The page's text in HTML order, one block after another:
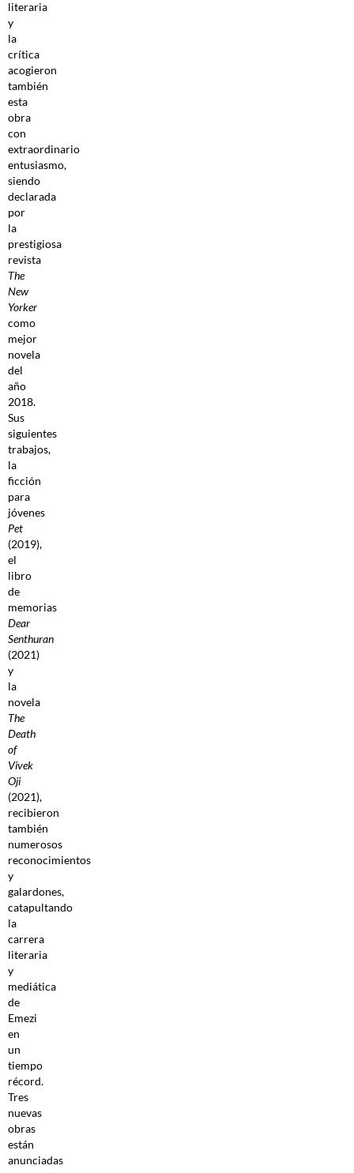
literaria
y
la
crítica
acogieron
también
esta
obra
con
extraordinario
entusiasmo,
siendo
declarada
por
la
prestigiosa
revista
The
New
Yorker
como
mejor
novela
del
año
2018.
Sus
siguientes
trabajos,
la
ficción
para
jóvenes
Pet
(2019),
el
libro
de
memorias
Dear
Senthuran
(2021)
y
la
novela
The
Death
of
Vivek
Oji
(2021),
recibieron
también
numerosos
reconocimientos
y
galardones,
catapultando
la
carrera
literaria
y
mediática
de
Emezi
en
un
tiempo
récord.
Tres
nuevas
obras
están
anunciadas